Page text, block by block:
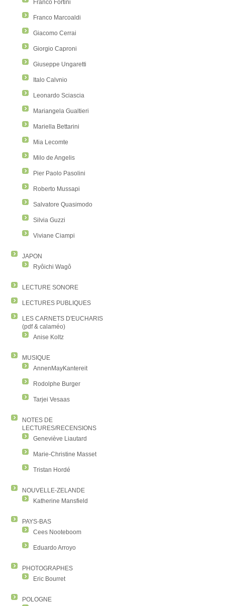
Franco Fortini
Franco Marcoaldi
Giacomo Cerrai
Giorgio Caproni
Giuseppe Ungaretti
Italo Calvnio
Leonardo Sciascia
Mariangela Gualtieri
Mariella Bettarini
Mia Lecomte
Milo de Angelis
Pier Paolo Pasolini
Roberto Mussapi
Salvatore Quasimodo
Silvia Guzzi
Viviane Ciampi
JAPON
Ryôichi Wagô
LECTURE SONORE
LECTURES PUBLIQUES
LES CARNETS D'EUCHARIS
(pdf & calaméo)
Anise Koltz
MUSIQUE
AnnenMayKantereit
Rodolphe Burger
Tarjei Vesaas
NOTES DE
LECTURES/RECENSIONS
Geneviève Liautard
Marie-Christine Masset
Tristan Hordé
NOUVELLE-ZELANDE
Katherine Mansfield
PAYS-BAS
Cees Nooteboom
Eduardo Arroyo
PHOTOGRAPHES
Eric Bourret
POLOGNE